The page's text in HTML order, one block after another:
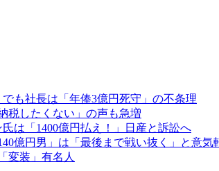
も社長は「年俸3億円死守」の不条理
税したくない」の声も急増
は「1400億円払え！」日産と訴訟へ
億円男」は「最後まで戦い抜く」と意気
変装」有名人